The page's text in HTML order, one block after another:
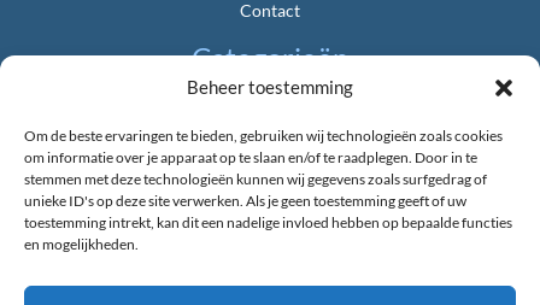
Beheer toestemming
Om de beste ervaringen te bieden, gebruiken wij technologieën zoals cookies
om informatie over je apparaat op te slaan en/of te raadplegen. Door in te
stemmen met deze technologieën kunnen wij gegevens zoals surfgedrag of
unieke ID's op deze site verwerken. Als je geen toestemming geeft of uw
toestemming intrekt, kan dit een nadelige invloed hebben op bepaalde functies
en mogelijkheden.
Contact
Categorieën
Gemeente & Politiek
Landbouw & Platteland
Natuur & Duurzaamheid
Nieuws uit de Provincie
Wonen & Bouwen